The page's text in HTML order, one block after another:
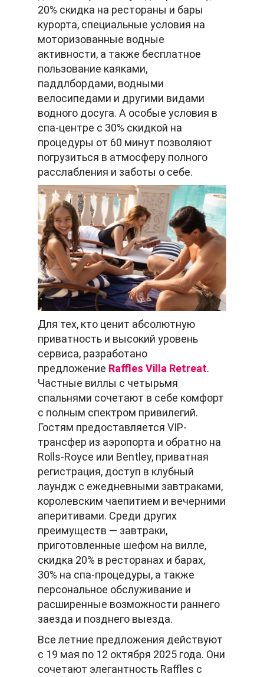
20% скидка на рестораны и бары
курорта, специальные условия на
моторизованные водные
активности, а также бесплатное
пользование каяками,
паддлбордами, водными
велосипедами и другими видами
водного досуга. А особые условия в
спа-центре с 30% скидкой на
процедуры от 60 минут позволяют
погрузиться в атмосферу полного
расслабления и заботы о себе.
Для тех, кто ценит абсолютную
приватность и высокий уровень
сервиса, разработано
предложение Raffles Villa Retreat.
Частные виллы с четырьмя
спальнями сочетают в себе комфорт
с полным спектром привилегий.
Гостям предоставляется VIP-
трансфер из аэропорта и обратно на
Rolls-Royce или Bentley, приватная
регистрация, доступ в клубный
лаундж с ежедневными завтраками,
королевским чаепитием и вечерними
аперитивами. Среди других
преимуществ — завтраки,
приготовленные шефом на вилле,
скидка 20% в ресторанах и барах,
30% на спа-процедуры, а также
персональное обслуживание и
расширенные возможности раннего
заезда и позднего выезда.
Все летние предложения действуют
с 19 мая по 12 октября 2025 года. Они
сочетают элегантность Raffles с